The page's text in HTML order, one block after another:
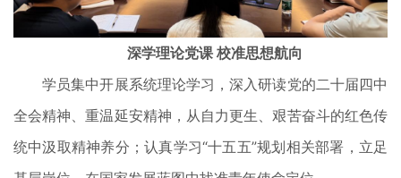
深学理论党课 校准思想航向
学员集中开展系统理论学习，深入研读党的二十届四中
全会精神、重温延安精神，从自力更生、艰苦奋斗的红色传
统中汲取精神养分；认真学习“十五五”规划相关部署，立足